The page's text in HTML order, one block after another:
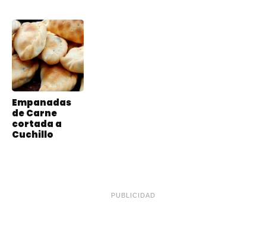
Empanadas
de Carne
cortada a
Cuchillo
PUBLICIDAD